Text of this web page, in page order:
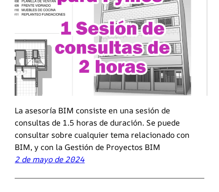
La asesoría BIM consiste en una sesión de
consultas de 1.5 horas de duración. Se puede
consultar sobre cualquier tema relacionado con
BIM, y con la Gestión de Proyectos BIM
2 de mayo de 2024